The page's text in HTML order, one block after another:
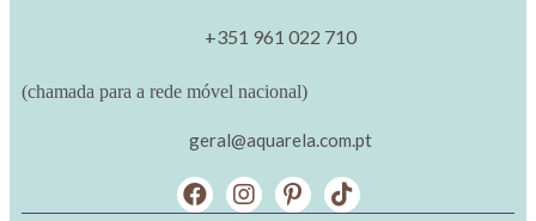
+351 961 022 710
(chamada para a rede móvel nacional)
geral@aquarela.com.pt